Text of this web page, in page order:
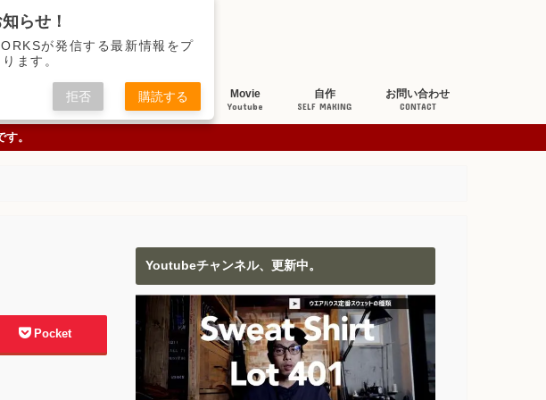
お買い物
ONLINE STORE
色落ち研究
STUDY ABOUT JEANS
Movie
Youtube
自作
SELF MAKING
お問い合わせ
CONTACT
。
Pocket
Youtubeチャンネル、更新中。
らせ！
が発信する最新情報をプ
ます。
拒否 購読する